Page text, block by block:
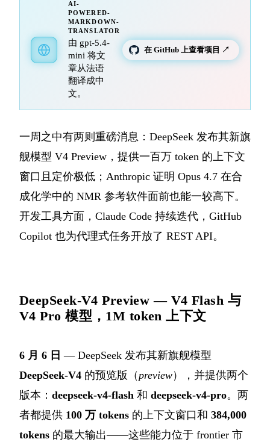
AI-
POWERED-
MARKDOWN-
TRANSLATOR
由 gpt-5.4-
mini 将文
章从法语
翻译成中
文。
在 GitHub 上查看项目 ↗
一周之中有两则重磅消息：DeepSeek 发布其新旗
舰模型 V4 Preview，提供一百万 token 的上下文
窗口且定价极低；Anthropic 证明 Opus 4.7 在合
成化学中的 NMR 参考软件面前也能一较高下。
开发工具方面，Claude Code 持续迭代，GitHub
Copilot 也为代理式任务开放了 REST API。
DeepSeek-V4 Preview — V4 Flash 与
V4 Pro 模型，1M token 上下文
6 月 6 日 — DeepSeek 发布其新旗舰模型
DeepSeek-V4 的预览版（preview），并提供两个
版本： deepseek-v4-flash 和 deepseek-v4-pro。两
者都提供 100 万 tokens 的上下文窗口和 384,000
tokens 的最大输出——这些能力位于 frontier 市